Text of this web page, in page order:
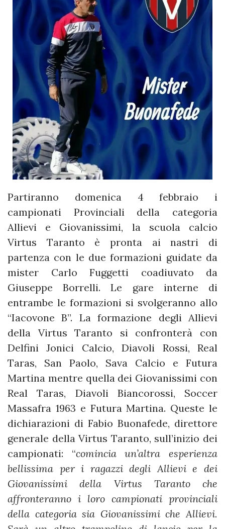
Partiranno domenica 4 febbraio i
campionati Provinciali della categoria
Allievi e Giovanissimi, la scuola calcio
Virtus Taranto è pronta ai nastri di
partenza con le due formazioni guidate da
mister Carlo Fuggetti coadiuvato da
Giuseppe Borrelli. Le gare interne di
entrambe le formazioni si svolgeranno allo
“Iacovone B”. La formazione degli Allievi
della Virtus Taranto si confronterà con
Delfini Jonici Calcio, Diavoli Rossi, Real
Taras, San Paolo, Sava Calcio e Futura
Martina mentre quella dei Giovanissimi con
Real Taras, Diavoli Biancorossi, Soccer
Massafra 1963 e Futura Martina. Queste le
dichiarazioni di Fabio Buonafede, direttore
generale della Virtus Taranto, sull’inizio dei
campionati: “comincia un’altra esperienza
bellissima per i ragazzi degli Allievi e dei
Giovanissimi della Virtus Taranto che
affronteranno i loro campionati provinciali
della categoria sia Giovanissimi che Allievi.